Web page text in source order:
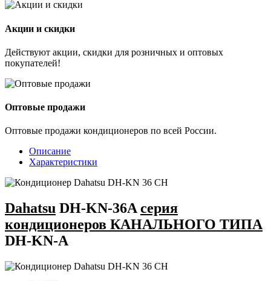
Акции и скидки
Действуют акции, скидки для розничных и оптовых
покупателей!
Оптовые продажи
Оптовые продажи кондиционеров по всей России.
Описание
Характеристики
Dahatsu DH-KN-36Aсерия
кондиционеров КАНАЛЬНОГО ТИПА
DH-KN-A